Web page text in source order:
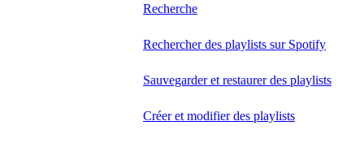
Recherche
Rechercher des playlists sur Spotify
Sauvegarder et restaurer des playlists
Créer et modifier des playlists